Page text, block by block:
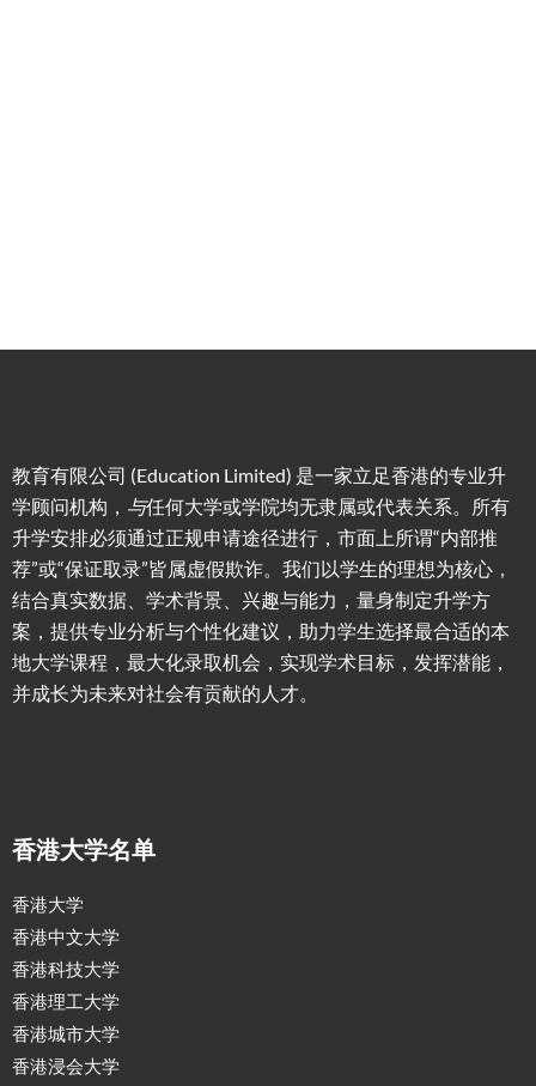
教育有限公司 (Education Limited) 是一家立足香港的专业升
学顾问机构， 与任何大学或学院均无隶属或代表关系。所有
升学安排必须通过正规申请途径进行，市面上所谓“内部推
荐”或“保证取录”皆属虚假欺诈。我们以学生的理想为核心，
结合真实数据、学术背景、兴趣与能力，量身制定升学方
案，提供专业分析与个性化建议，助力学生选择最合适的本
地大学课程，最大化录取机会，实现学术目标，发挥潜能，
并成长为未来对社会有贡献的人才。
香港大学名单
香港大学
香港中文大学
香港科技大学
香港理工大学
香港城市大学
香港浸会大学